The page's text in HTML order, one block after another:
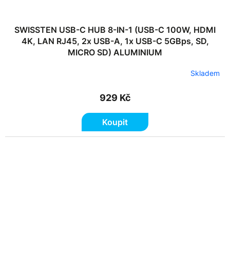
SWISSTEN USB-C HUB 8-IN-1 (USB-C 100W, HDMI
4K, LAN RJ45, 2x USB-A, 1x USB-C 5GBps, SD,
MICRO SD) ALUMINIUM
Skladem
929 Kč
Koupit